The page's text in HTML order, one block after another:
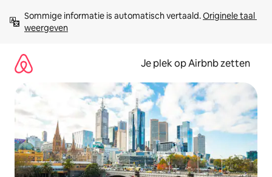
direct
naar
Sommige informatie is automatisch vertaald. Originele taal
weergeven
Je plek op Airbnb zetten